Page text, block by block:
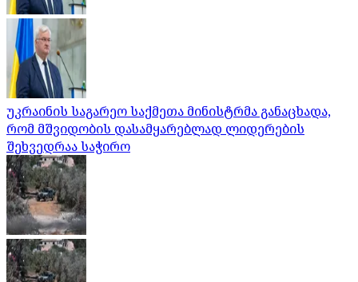
უკრაინის საგარეო საქმეთა მინისტრმა განაცხადა,
რომ მშვიდობის დასამყარებლად ლიდერების
შეხვედრაა საჭირო